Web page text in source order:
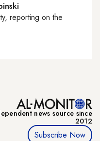
, reporting on the
news source since
2012
Subscribe Now